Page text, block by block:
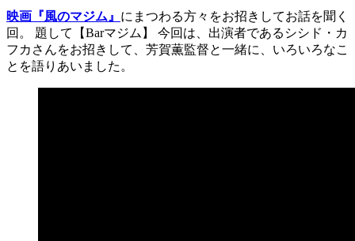
映画『風のマジム』 にまつわる方々をお招きしてお話を聞く
回。 題して【Barマジム】 今回は、出演者であるシシド・カ
フカさんをお招きして、芳賀薫監督と一緒に、いろいろなこ
とを語りあいました。